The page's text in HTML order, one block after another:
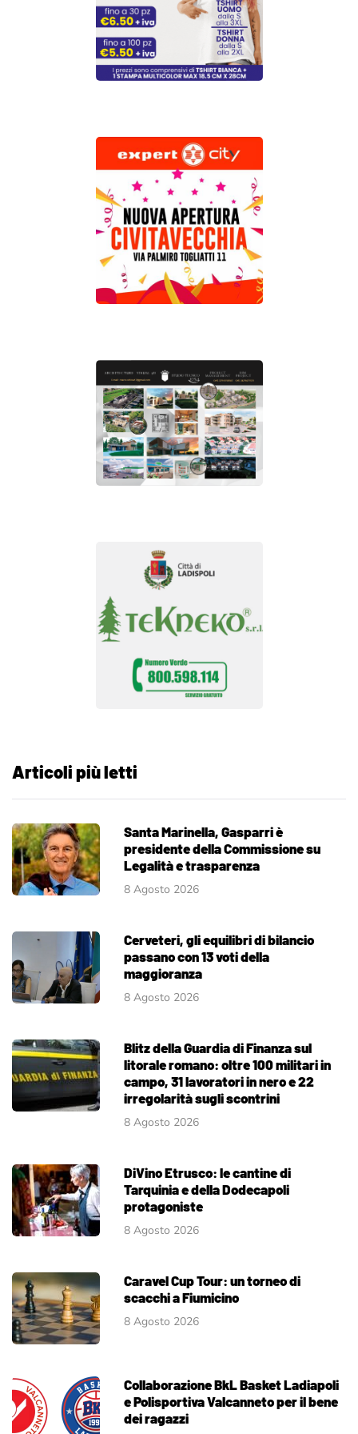
Articoli più letti
Santa Marinella, Gasparri è
presidente della Commissione su
Legalità e trasparenza
8 Agosto 2026
Cerveteri, gli equilibri di bilancio
passano con 13 voti della
maggioranza
8 Agosto 2026
Blitz della Guardia di Finanza sul
litorale romano: oltre 100 militari in
campo, 31 lavoratori in nero e 22
irregolarità sugli scontrini
8 Agosto 2026
DiVino Etrusco: le cantine di
Tarquinia e della Dodecapoli
protagoniste
8 Agosto 2026
Caravel Cup Tour: un torneo di
scacchi a Fiumicino
8 Agosto 2026
Collaborazione BkL Basket Ladiapoli
e Polisportiva Valcanneto per il bene
dei ragazzi